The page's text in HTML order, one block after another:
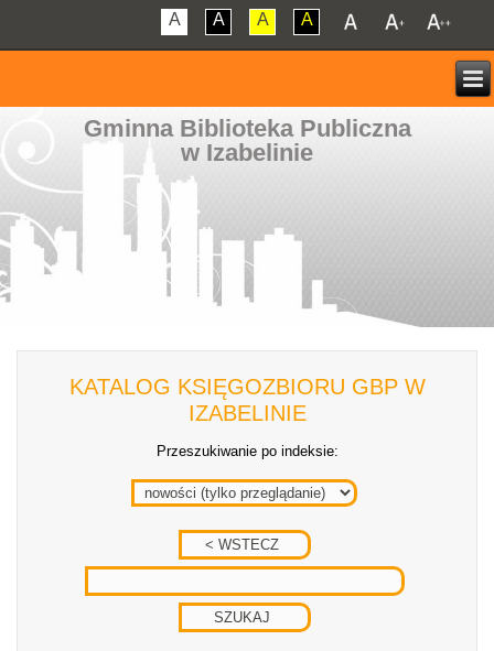
A A A A
Gminna Biblioteka Publiczna
w Izabelinie
KATALOG KSIĘGOZBIORU GBP W
IZABELINIE
Przeszukiwanie po indeksie: